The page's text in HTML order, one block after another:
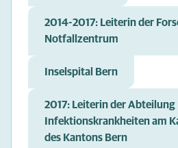
2014-2017: Leiterin der
Notfallzentrum
Inselspital Bern
2017: Leiterin der Abteilung
Infektionskrankheiten am
des Kantons Bern